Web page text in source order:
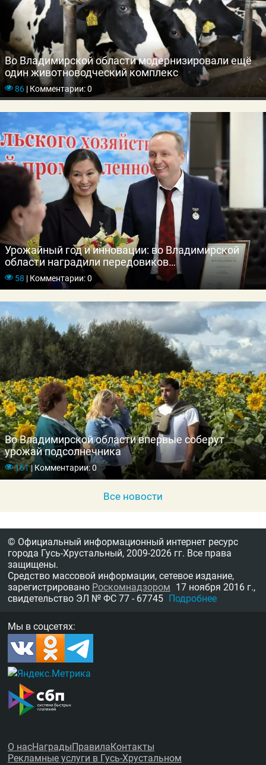
Во Владимирской области модернизировали ещё
один животноводческий комплекс
86 |Комментарии: 0
Урожайный год и инновации: во Владимирской
области наградили передовиков
агропромышленного комплекса
58 |Комментарии: 0
Во Владимирской области впервые соберут
урожай подсолнечника
161|Комментарии: 0
Все новости
© Официальный информационный интернет ресурс
города Гусь-Хрустальный, 2009-2026 гг. Все права
защищены.
Средство массовой информации, сетевое издание,
зарегистрировано Роскомнадзором 17 ноября 2016 г.,
свидетельство ЭЛ № ФС 77 - 67745 Подробнее
Мы в соцсетях:
О насНаградыПравилаКонтакты
Рекламные услуги в Гусь-Хрустальном